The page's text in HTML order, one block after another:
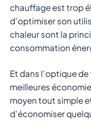
chauffage est trop
d’optimiser son
chaleur sont la
consommation
Et dans l’optique
meilleures
moyen tout simple
d’économiser